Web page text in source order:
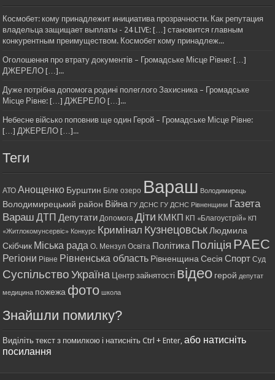
Космобет: кому принадлежит инициатива прозрачности. Как репутация
владельца защищает выплаты - 24 LIVE: […] становится главным
конкурентным преимуществом. Космобет кому принадлеж...
Оголошення про втрату документів – Громадське Місце Рівне: […]
ДЖЕРЕЛО […]...
Дуже потрібна допомога родині полеглого Захисника – Громадське
Місце Рівне: […] ДЖЕРЕЛО […]...
Небесне військо поповнив ще один Герой – Громадське Місце Рівне:
[…] ДЖЕРЕЛО […]...
Теги
АТО Анощенко Бурштин Біле озеро Вараш Володимирець
Володимирецький район Війна ГУ ДСНС ГУ ДСНС Рівненщини Газета
Вараш ДТП Депутати Допомога Діти КМКП КП «Благоустрій» КП
«Житлокомунсервіс» Конкурс Кримінал Кузнецовськ Людмила
Скібчик Міська рада О. Мензул Освіта ПолітикаПоліція РАЕС
Регіони Рівне Рівненська область Рівненщина Сесія Спорт Суд
Суспільство Україна Центр зайнятості відео герой депутат
медицина пожежа фото школа
Знайшли помилку?
Виділіть текст з помилкою і натисніть Ctrl + Enter,або натисніть
посилання